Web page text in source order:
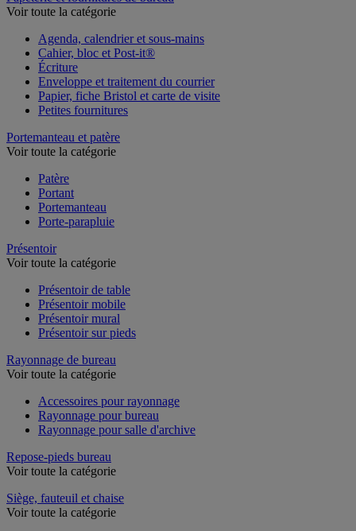
Voir toute la catégorie
Agenda, calendrier et sous-mains
Cahier, bloc et Post-it®
Écriture
Enveloppe et traitement du courrier
Papier, fiche Bristol et carte de visite
Petites fournitures
Portemanteau et patère
Voir toute la catégorie
Patère
Portant
Portemanteau
Porte-parapluie
Présentoir
Voir toute la catégorie
Présentoir de table
Présentoir mobile
Présentoir mural
Présentoir sur pieds
Rayonnage de bureau
Voir toute la catégorie
Accessoires pour rayonnage
Rayonnage pour bureau
Rayonnage pour salle d'archive
Repose-pieds bureau
Voir toute la catégorie
Siège, fauteuil et chaise
Voir toute la catégorie